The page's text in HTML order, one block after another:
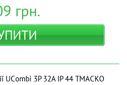
грн.
UСombi 3P 32A IP 44 ТМАСКО